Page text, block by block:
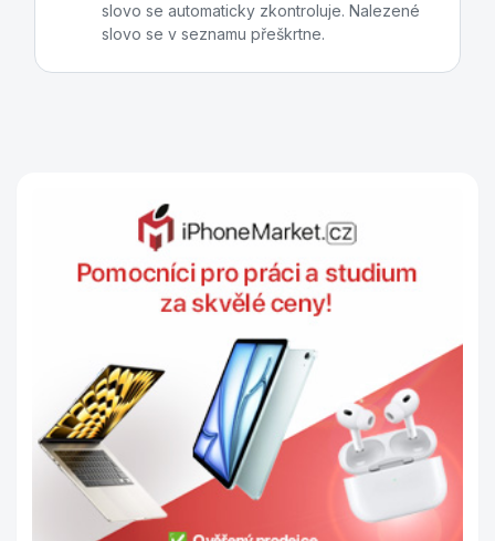
slovo se automaticky zkontroluje. Nalezené
slovo se v seznamu přeškrtne.